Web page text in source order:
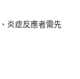
炎症反應者需先